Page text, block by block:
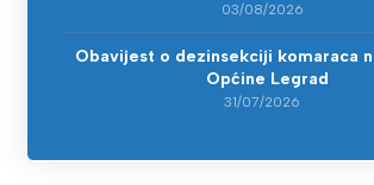
03/08/2026
Obavijest o dezinsekciji komaraca
Općine Legrad
31/07/2026